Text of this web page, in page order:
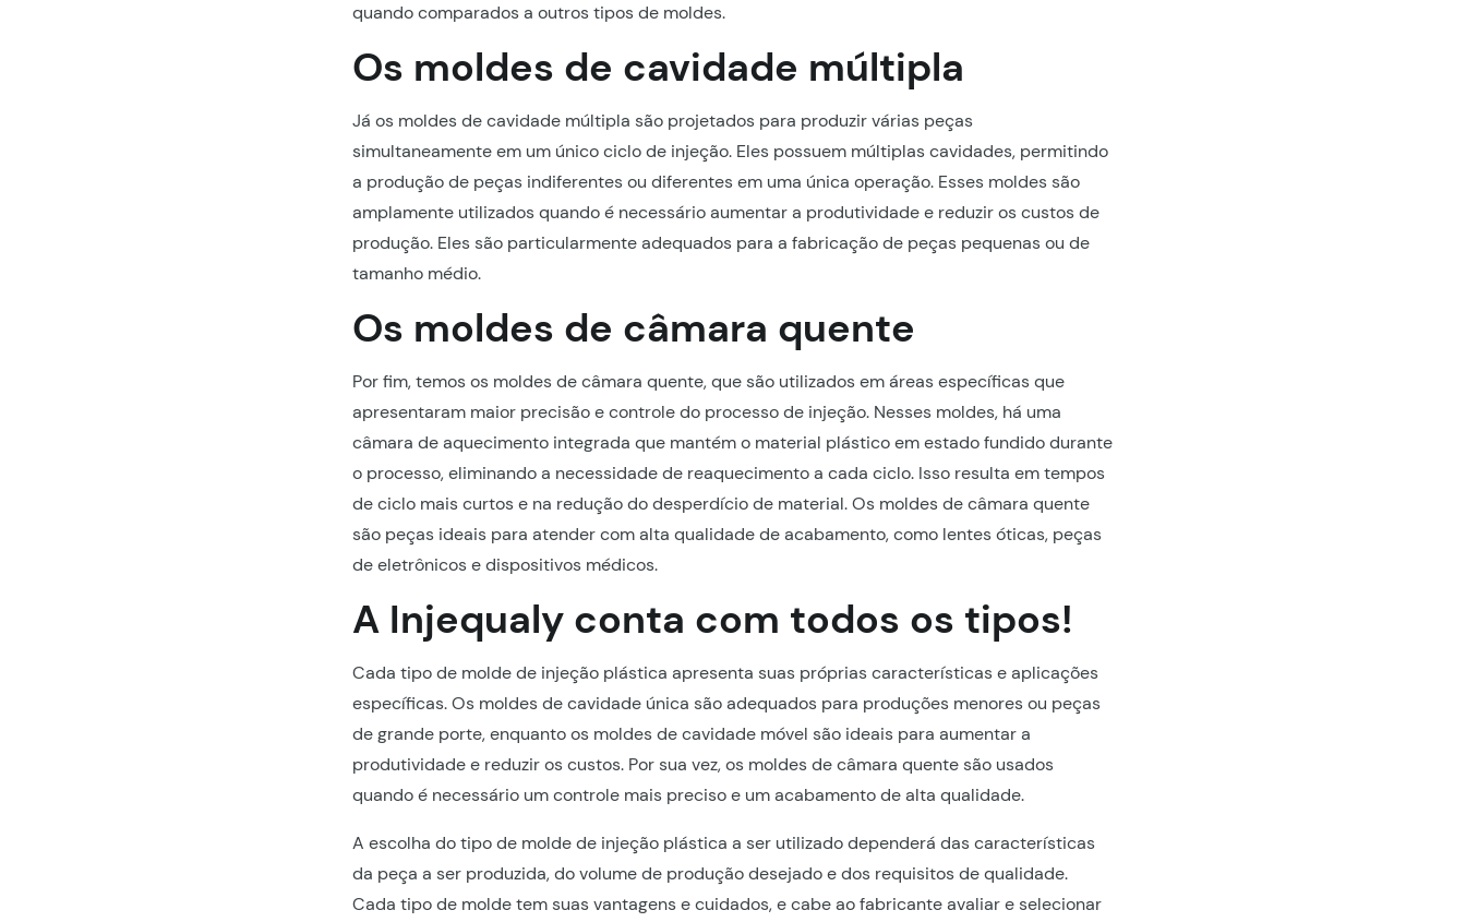
quando comparados a outros tipos de moldes.
Os moldes de cavidade múltipla
Já os moldes de cavidade múltipla são projetados para produzir várias peças
simultaneamente em um único ciclo de injeção. Eles possuem múltiplas cavidades, permitindo
a produção de peças indiferentes ou diferentes em uma única operação. Esses moldes são
amplamente utilizados quando é necessário aumentar a produtividade e reduzir os custos de
produção. Eles são particularmente adequados para a fabricação de peças pequenas ou de
tamanho médio.
Os moldes de câmara quente
Por fim, temos os moldes de câmara quente, que são utilizados em áreas específicas que
apresentaram maior precisão e controle do processo de injeção. Nesses moldes, há uma
câmara de aquecimento integrada que mantém o material plástico em estado fundido durante
o processo, eliminando a necessidade de reaquecimento a cada ciclo. Isso resulta em tempos
de ciclo mais curtos e na redução do desperdício de material. Os moldes de câmara quente
são peças ideais para atender com alta qualidade de acabamento, como lentes óticas, peças
de eletrônicos e dispositivos médicos.
A Injequaly conta com todos os tipos!
Cada tipo de molde de injeção plástica apresenta suas próprias características e aplicações
específicas. Os moldes de cavidade única são adequados para produções menores ou peças
de grande porte, enquanto os moldes de cavidade móvel são ideais para aumentar a
produtividade e reduzir os custos. Por sua vez, os moldes de câmara quente são usados ​​
quando é necessário um controle mais preciso e um acabamento de alta qualidade.
A escolha do tipo de molde de injeção plástica a ser utilizado dependerá das características
da peça a ser produzida, do volume de produção desejado e dos requisitos de qualidade.
Cada tipo de molde tem suas vantagens e cuidados, e cabe ao fabricante avaliar e selecionar